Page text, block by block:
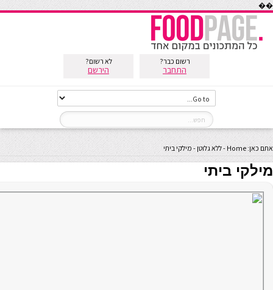
��
רשום כבר?
התחבר
לא רשום?
הירשם
אתם כאן: Home
-ללא גלוטן- מילקי ביתי
מילקי ביתי